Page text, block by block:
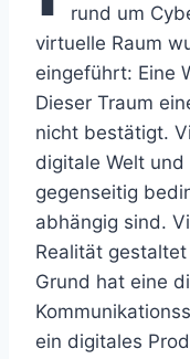
rund um
virtuelle Raum
eingeführt: Eine
Dieser Traum
nicht bestätigt.
digitale Welt
gegenseitig
abhängig sind.
Realität
Grund hat eine
ein digitales